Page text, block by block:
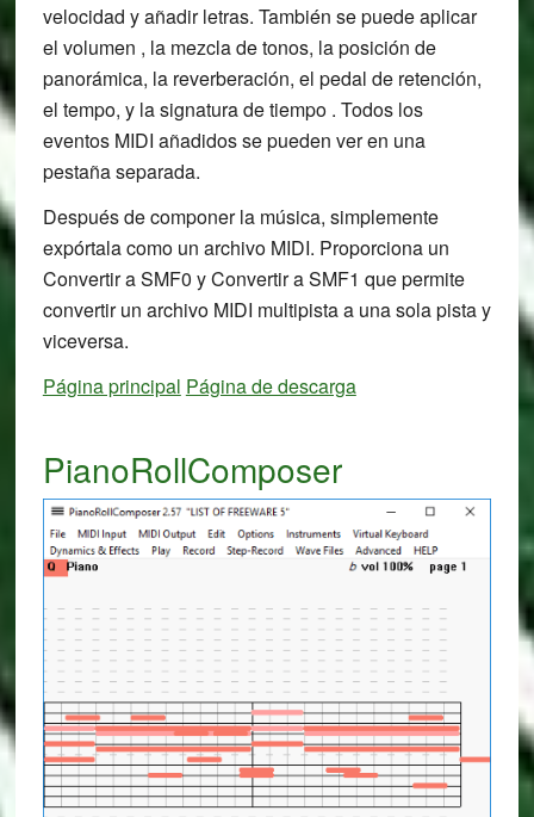
velocidad y añadir letras. También se puede aplicar
el volumen , la mezcla de tonos, la posición de
panorámica, la reverberación, el pedal de retención,
el tempo, y la signatura de tiempo . Todos los
eventos MIDI añadidos se pueden ver en una
pestaña separada.
Después de componer la música, simplemente
expórtala como un archivo MIDI. Proporciona un
Convertir a SMF0 y Convertir a SMF1 que permite
convertir un archivo MIDI multipista a una sola pista y
viceversa.
Página principal Página de descarga
PianoRollComposer